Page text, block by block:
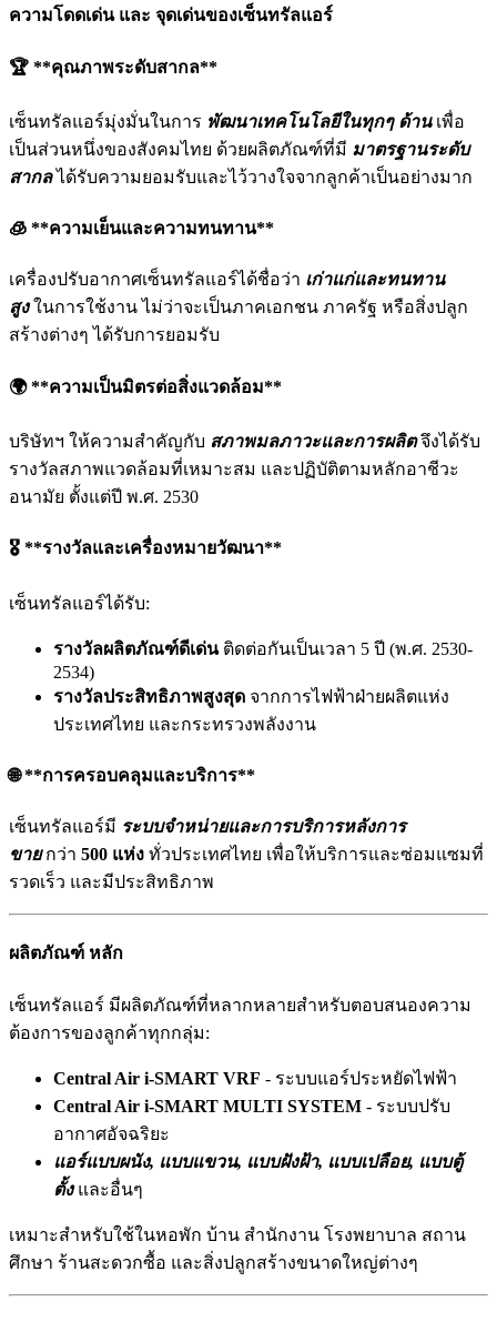
ความโดดเด่น และ จุดเด่นของเซ็นทรัลแอร์
🏆 **คุณภาพระดับสากล**
เซ็นทรัลแอร์มุ่งมั่นในการ พัฒนาเทคโนโลยีในทุกๆ ด้านเพื่อ
เป็นส่วนหนึ่งของสังคมไทย ด้วยผลิตภัณฑ์ที่มี มาตรฐานระดับ
สากลได้รับความยอมรับและไว้วางใจจากลูกค้าเป็นอย่างมาก
🧊 **ความเย็นและความทนทาน**
เครื่องปรับอากาศเซ็นทรัลแอร์ได้ชื่อว่า เก่าแก่และทนทาน
สูงในการใช้งาน ไม่ว่าจะเป็นภาคเอกชน ภาครัฐ หรือสิ่งปลูก
สร้างต่างๆ ได้รับการยอมรับ
🌍 **ความเป็นมิตรต่อสิ่งแวดล้อม**
บริษัทฯ ให้ความสำคัญกับ สภาพมลภาวะและการผลิตจึงได้รับ
รางวัลสภาพแวดล้อมที่เหมาะสม และปฏิบัติตามหลักอาชีวะ
อนามัย ตั้งแต่ปี พ.ศ. 2530
🎖️ **รางวัลและเครื่องหมายวัฒนา**
เซ็นทรัลแอร์ได้รับ:
รางวัลผลิตภัณฑ์ดีเด่นติดต่อกันเป็นเวลา 5 ปี (พ.ศ. 2530-
2534)
รางวัลประสิทธิภาพสูงสุด จากการไฟฟ้าฝ่ายผลิตแห่ง
ประเทศไทย และกระทรวงพลังงาน
🌐 **การครอบคลุมและบริการ**
เซ็นทรัลแอร์มี ระบบจำหน่ายและการบริการหลังการ
ขายกว่า 500 แห่ง ทั่วประเทศไทย เพื่อให้บริการและซ่อมแซมที่
รวดเร็ว และมีประสิทธิภาพ
ผลิตภัณฑ์ หลัก
เซ็นทรัลแอร์ มีผลิตภัณฑ์ที่หลากหลายสำหรับตอบสนองความ
ต้องการของลูกค้าทุกกลุ่ม:
Central Air i-SMART VRF - ระบบแอร์ประหยัดไฟฟ้า
Central Air i-SMART MULTI SYSTEM - ระบบปรับ
อากาศอัจฉริยะ
แอร์แบบผนัง, แบบแขวน, แบบฝังฝ้า, แบบเปลือย, แบบตู้
ตั้งและอื่นๆ
เหมาะสำหรับใช้ในหอพัก บ้าน สำนักงาน โรงพยาบาล สถาน
ศึกษา ร้านสะดวกซื้อ และสิ่งปลูกสร้างขนาดใหญ่ต่างๆ